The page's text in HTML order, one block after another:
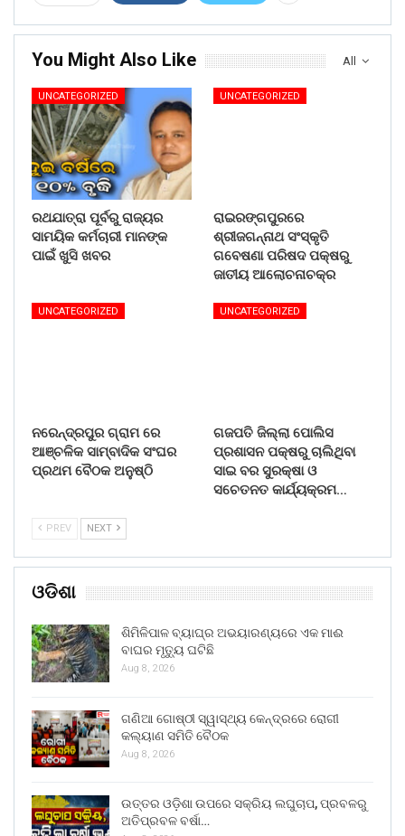
All
You Might Also Like
UNCATEGORIZED
ରଥଯାତ୍ରା ପୂର୍ବରୁ ରାଜ୍ୟର
ସାମୟିକ କର୍ମଚାରୀ ମାନଙ୍କ
ପାଇଁ ଖୁସି ଖବର
UNCATEGORIZED
ରାଇରଙ୍ଗପୁରରେ
ଶ୍ରୀଜଗନ୍ନାଥ ସଂସ୍କୃତି
ଗବେଷଣା ପରିଷଦ ପକ୍ଷରୁ
ଜାତୀୟ ଆଲୋଚନାଚକ୍ର
UNCATEGORIZED
ନରେନ୍ଦ୍ରପୁର ଗ୍ରାମ ରେ
ଆଞ୍ଚଳିକ ସାମ୍ବାଦିକ ସଂଘର
ପ୍ରଥମ ବୈଠକ ଅନୁଷ୍ଠି
UNCATEGORIZED
ଗଜପତି ଜିଲ୍ଲା ପୋଲିସ
ପ୍ରଶାସନ ପକ୍ଷରୁ ଚାଲିଥିବା
ସାଇ ବର ସୁରକ୍ଷା ଓ
ସଚେତନତ କାର୍ଯ୍ୟକ୍ରମ…
PREV NEXT
ଓଡିଶା
ଶିମିଳିପାଳ ବ୍ୟାଘ୍ର ଅଭୟାରଣ୍ୟରେ ଏକ ମାଈ
ବାଘର ମୃତ୍ୟୁ ଘଟିଛି
Aug 8, 2026
ଗଣିଆ ଗୋଷ୍ଠୀ ସ୍ୱାସ୍ଥ୍ୟ କେନ୍ଦ୍ରରେ ରୋଗୀ
କଲ୍ୟାଣ ସମିତି ବୈଠକ
Aug 8, 2026
ଉତ୍ତର ଓଡ଼ିଶା ଉପରେ ସକ୍ରିୟ ଲଘୁଚାପ, ପ୍ରବଳରୁ
ଅତିପ୍ରବଳ ବର୍ଷା…